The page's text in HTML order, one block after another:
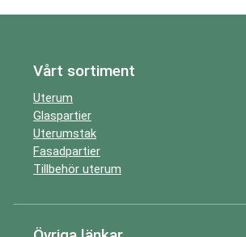
Vårt sortiment
Uterum
Glaspartier
Uterumstak
Fasadpartier
Tillbehör uterum